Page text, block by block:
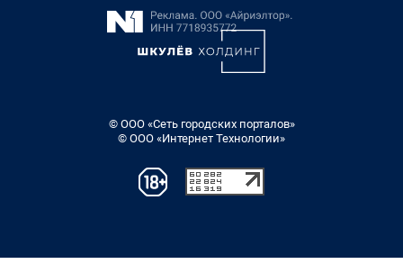
© ООО «Сеть городских порталов»
© ООО «Интернет Технологии»